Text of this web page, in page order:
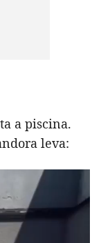
a piscina.
leva: